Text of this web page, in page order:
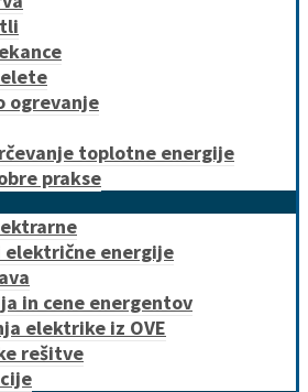
ogrevanje
toplotne energije
prakse
električne energije
in cene energentov
elektrike iz OVE
rešitve